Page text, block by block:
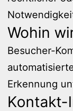
Wohin
Besucher-
Erkennung
Kontakt-